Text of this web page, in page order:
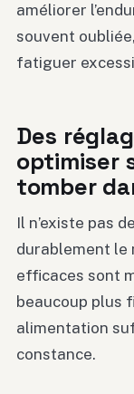
améliorer
souvent
fatiguer
Des
optimiser
tomber
Il n’existe pas
durablement le
efficaces sont
beaucoup plus
alimentation
constance.